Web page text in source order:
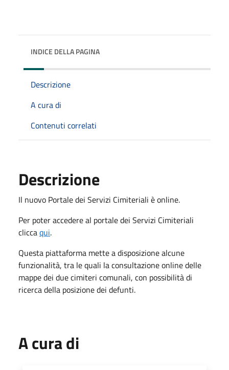
INDICE DELLA PAGINA
Descrizione
A cura di
Contenuti correlati
Descrizione
Il nuovo Portale dei Servizi Cimiteriali è online.
Per poter accedere al portale dei Servizi Cimiteriali
cliccaqui.
Questa piattaforma mette a disposizione alcune
funzionalità, tra le quali la consultazione online delle
mappe dei due cimiteri comunali, con possibilità di
ricerca della posizione dei defunti.
A cura di